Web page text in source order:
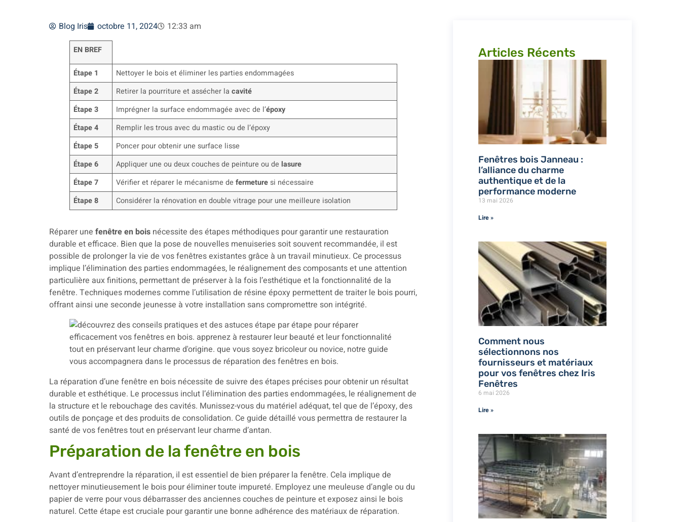
Blog Iris octobre 11, 2024 12:33 am
EN BREF
Étape 1
Nettoyer le bois et éliminer les parties endommagées
Étape 2
Retirer la pourriture et assécher lacavité
Étape 3
Imprégner la surface endommagée avec de l’époxy
Étape 4
Remplir les trous avec du mastic ou de l’époxy
Étape 5
Poncer pour obtenir une surface lisse
Étape 6
Appliquer une ou deux couches de peinture ou de lasure
Étape 7
Vérifier et réparer le mécanisme defermeture si nécessaire
Étape 8
Considérer la rénovation en double vitrage pour une meilleure isolation
Réparer une fenêtre en bois nécessite des étapes méthodiques pour garantir une restauration
durable et efficace. Bien que la pose de nouvelles menuiseries soit souvent recommandée, il est
possible de prolonger la vie de vos fenêtres existantes grâce à un travail minutieux. Ce processus
implique l’élimination des parties endommagées, le réalignement des composants et une attention
particulière aux finitions, permettant de préserver à la fois l’esthétique et la fonctionnalité de la
fenêtre. Techniques modernes comme l’utilisation de résine époxy permettent de traiter le bois pourri,
offrant ainsi une seconde jeunesse à votre installation sans compromettre son intégrité.
La réparation d’une fenêtre en bois nécessite de suivre des étapes précises pour obtenir un résultat
durable et esthétique. Le processus inclut l’élimination des parties endommagées, le réalignement de
la structure et le rebouchage des cavités. Munissez-vous du matériel adéquat, tel que de l’époxy, des
outils de ponçage et des produits de consolidation. Ce guide détaillé vous permettra de restaurer la
santé de vos fenêtres tout en préservant leur charme d’antan.
Préparation de la fenêtre en bois
Avant d’entreprendre la réparation, il est essentiel de bien préparer la fenêtre. Cela implique de
nettoyer minutieusement le bois pour éliminer toute impureté. Employez une meuleuse d’angle ou du
papier de verre pour vous débarrasser des anciennes couches de peinture et exposez ainsi le bois
naturel. Cette étape est cruciale pour garantir une bonne adhérence des matériaux de réparation.
Articles Récents
Fenêtres bois Janneau :
l’alliance du charme
authentique et de la
performance moderne
13 mai 2026
Lire »
Comment nous
sélectionnons nos
fournisseurs et matériaux
pour vos fenêtres chez Iris
Fenêtres
6 mai 2026
Lire »